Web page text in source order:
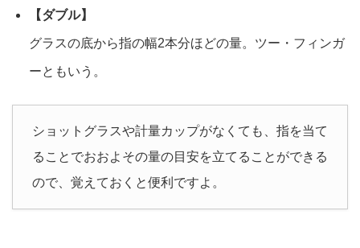
【ダブル】
グラスの底から指の幅2本分ほどの量。ツー・フィンガ
ーともいう。
ショットグラスや計量カップがなくても、指を当て
ることでおおよその量の目安を立てることができる
ので、覚えておくと便利ですよ。